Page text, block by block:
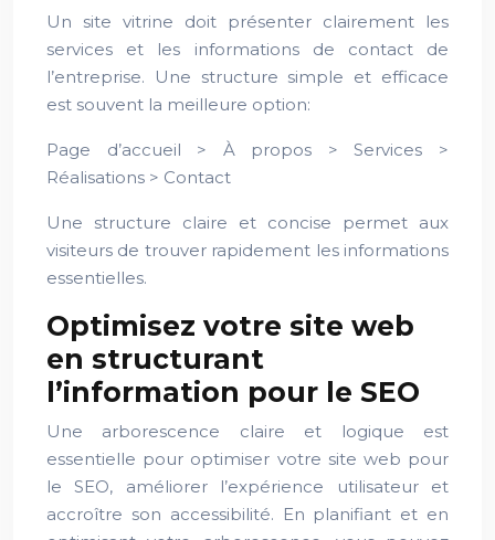
Un site vitrine doit présenter clairement les
services et les informations de contact de
l’entreprise. Une structure simple et efficace
est souvent la meilleure option:
Page d’accueil > À propos > Services >
Réalisations > Contact
Une structure claire et concise permet aux
visiteurs de trouver rapidement les informations
essentielles.
Optimisez votre site web
en structurant
l’information pour le SEO
Une arborescence claire et logique est
essentielle pour optimiser votre site web pour
le SEO, améliorer l’expérience utilisateur et
accroître son accessibilité. En planifiant et en